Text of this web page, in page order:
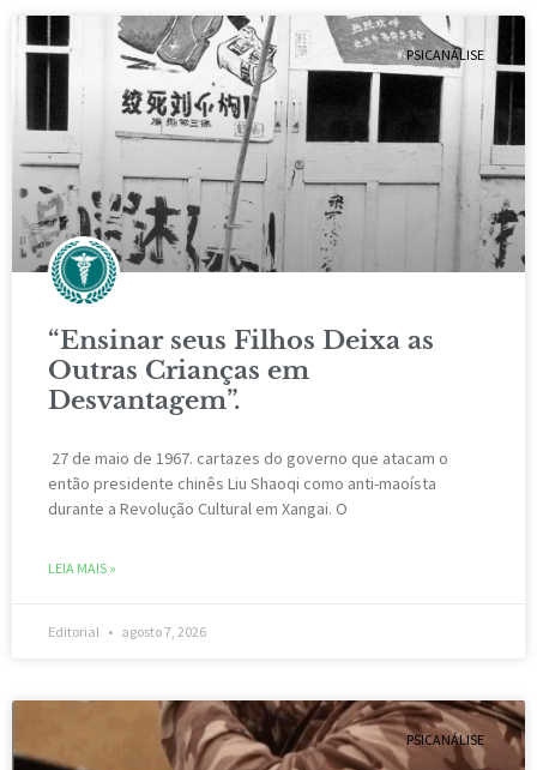
PSICANÁLISE
“Ensinar seus Filhos Deixa as
Outras Crianças em
Desvantagem”.
27 de maio de 1967. cartazes do governo que atacam o
então presidente chinês Liu Shaoqi como anti-maoísta
durante a Revolução Cultural em Xangai. O
LEIA MAIS »
Editorial agosto 7, 2026
PSICANÁLISE